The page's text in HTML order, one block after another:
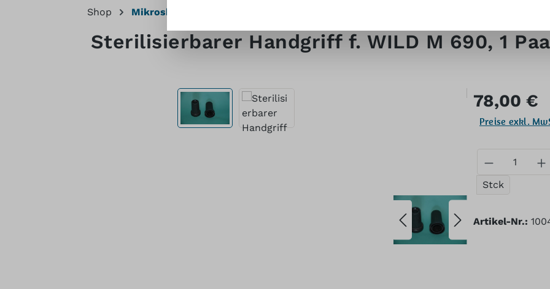
Shop Mikroskope u. OP-Mikroskope
Sterilisierbarer Handgriff f. WILD M 690, 1
Bildergalerie überspringen Regulärer Preis:
78,00 €
Preise exkl.
Produkt
Stck
Artikel-Nr.: